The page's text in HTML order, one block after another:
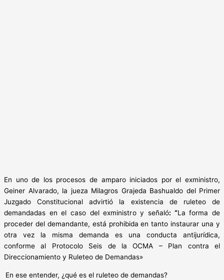
En uno de los procesos de amparo iniciados por el exministro,
Geiner Alvarado, la jueza Milagros Grajeda Bashualdo del Primer
Juzgado Constitucional advirtió la existencia de ruleteo de
demandadas en el caso del exministro y señaló: “La forma de
proceder del demandante, está prohibida en tanto instaurar una y
otra vez la misma demanda es una conducta antijurídica,
conforme al Protocolo Seis de la OCMA – Plan contra el
Direccionamiento y Ruleteo de Demandas»
En ese entender, ¿qué es el ruleteo de demandas?